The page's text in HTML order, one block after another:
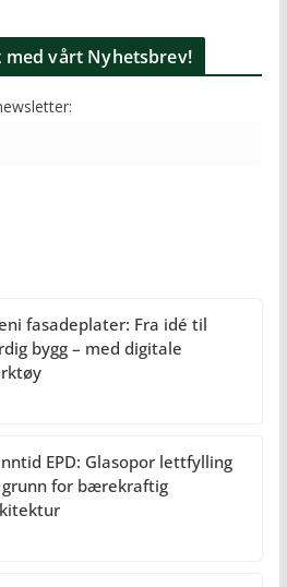
vårt Nyhetsbrev!
fasadeplater: Fra idé til
bygg – med digitale
EPD: Glasopor lettfylling
for bærekraftig